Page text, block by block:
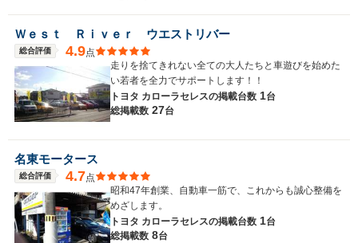
Ｗｅｓｔ Ｒｉｖｅｒ ウエストリバー
総合評価 4.9点
走りを捨てきれない全ての大人たちと車遊びを始めた
い若者を全力でサポートします！！
トヨタ カローラセレスの掲載台数 1台
総掲載数 27台
名東モータース
総合評価 4.7点
昭和47年創業、自動車一筋で、これからも誠心整備を
めざします。
トヨタ カローラセレスの掲載台数 1台
総掲載数 8台